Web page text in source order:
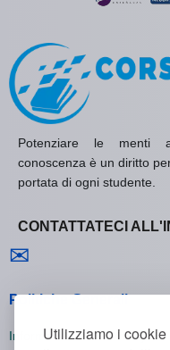
Utilizziamo i
Potenziare le menti
conoscenza è un diritto
portata di ogni studente.
CONTATTATECI
✉
Politiche Generali
Informativa sulla Privacy